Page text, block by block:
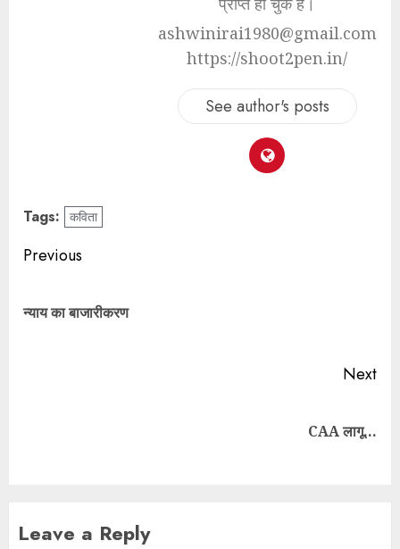
ashwinirai1980@gmail.com
https://shoot2pen.in/
See author's posts
Tags: कविता
Previous
न्याय का बाजारीकरण
Next
CAA लागू…
Leave a Reply